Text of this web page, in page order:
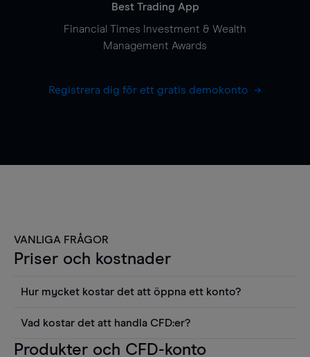
Best Trading App
Financial Times Investment & Wealth
Management Awards
Registrera dig för ett gratis demokonto
VANLIGA FRÅGOR
Priser och kostnader
Hur mycket kostar det att öppna ett konto?
använda sådana verktyg som diagram, Reuters
Vad kostar det att handla CFD:er?
Det är en rad kostnader att tänka på när man
Produkter och CFD-konto